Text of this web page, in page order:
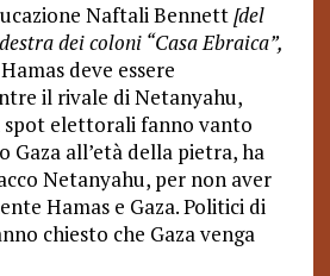
Naftali Bennett[del
dei coloni “Casa Ebraica”,
deve essere
il rivale di Netanyahu,
spot elettorali fanno vanto
Gaza all’età della pietra, ha
Netanyahu, per non aver
Hamas e Gaza. Politici di
chiesto che Gaza venga